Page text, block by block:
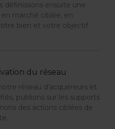
définissons ensuite une
marché ciblée, en
bien et votre objectif.
du réseau
réseau d’acquéreurs et
publions sur les supports
des actions ciblées de